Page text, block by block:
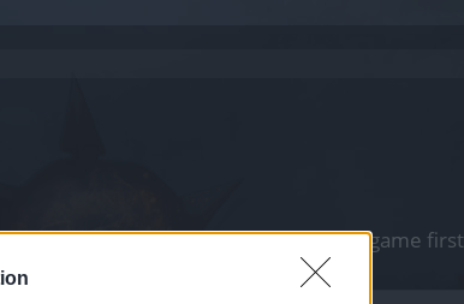
threads or topics, please log into the game
visit!